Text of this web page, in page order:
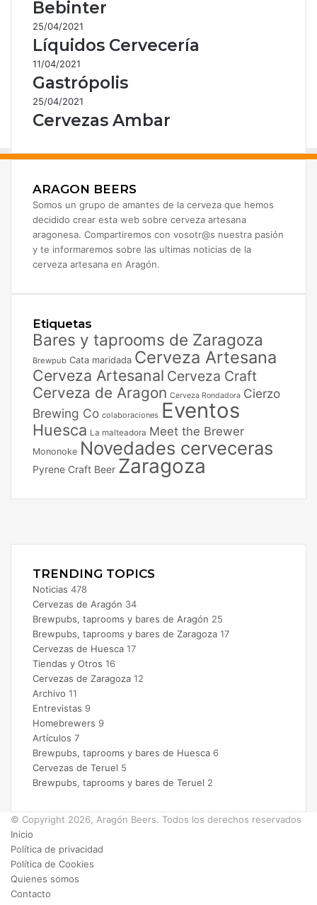
Bebinter
25/04/2021
Líquidos Cervecería
11/04/2021
Gastrópolis
25/04/2021
Cervezas Ambar
ARAGON BEERS
Somos un grupo de amantes de la cerveza que hemos
decidido crear esta web sobre cerveza artesana
aragonesa. Compartiremos con vosotr@s nuestra pasión
y te informaremos sobre las ultimas noticias de la
cerveza artesana en Aragón.
Etiquetas
Bares y taprooms de Zaragoza
Brewpub Cata maridada Cerveza Artesana
Cerveza Artesanal Cerveza Craft
Cerveza de Aragon Cerveza Rondadora Cierzo
Brewing Co colaboraciones Eventos
Huesca La malteadora Meet the Brewer
Mononoke Novedades cerveceras
Pyrene Craft Beer Zaragoza
TRENDING TOPICS
Noticias 478
Cervezas de Aragón 34
Brewpubs, taprooms y bares de Aragón 25
Brewpubs, taprooms y bares de Zaragoza 17
Cervezas de Huesca 17
Tiendas y Otros 16
Cervezas de Zaragoza 12
Archivo 11
Entrevistas 9
Homebrewers 9
Artículos 7
Brewpubs, taprooms y bares de Huesca 6
Cervezas de Teruel 5
Brewpubs, taprooms y bares de Teruel 2
© Copyright 2026, Aragón Beers. Todos los derechos reservados
Inicio
Política de privacidad
Política de Cookies
Quienes somos
Contacto